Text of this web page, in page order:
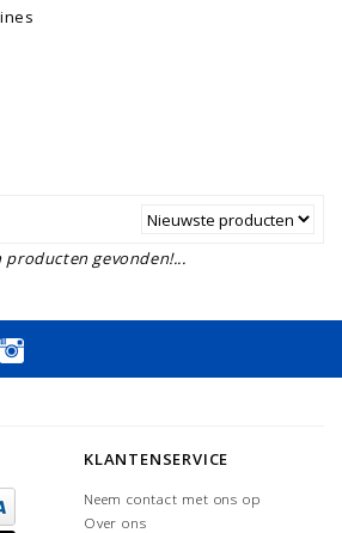
producten gevonden!...
KLANTENSERVICE
Neem contact met ons op
Over ons